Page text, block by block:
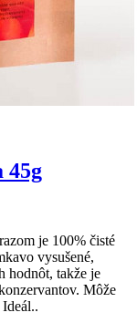
45g
je 100% čisté
vysušené,
hodnôt, takže je
Môže